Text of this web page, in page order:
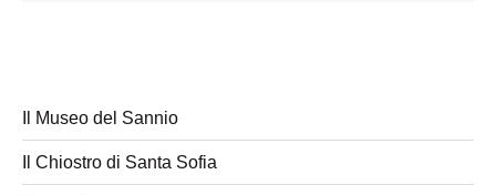
Il Museo del Sannio
Il Chiostro di Santa Sofia